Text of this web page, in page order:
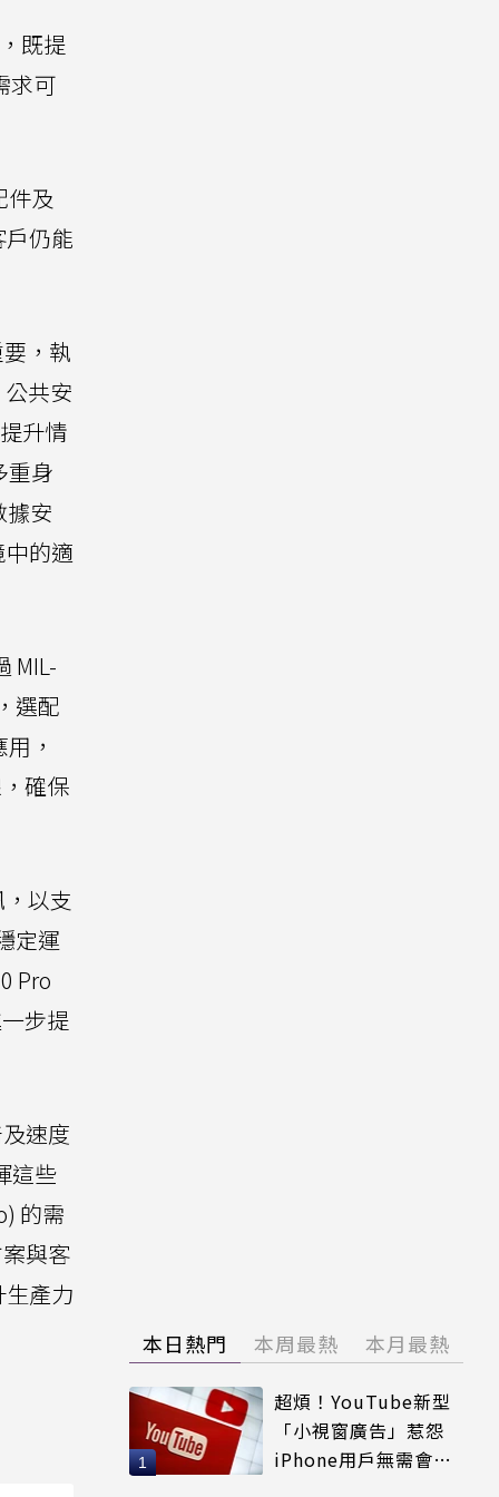
既提
求可
件及
仍能
，執
共安
升情
重身
據安
的適
MIL-
選配
，
確保
以支
定運
Pro
步提
速度
這些
的需
與客
產力
本日熱門 本周最熱 本月最熱
超煩！YouTube新型
「小視窗廣告」惹怨
iPhone用戶無需會員